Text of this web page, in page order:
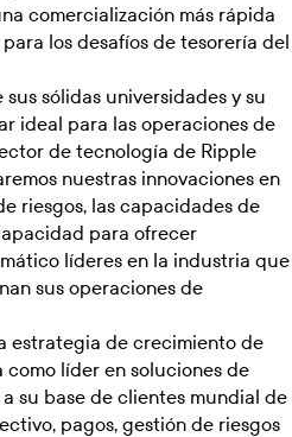
comercialización más rápida
los desafíos de tesorería del
sólidas universidades y su
ideal para las operaciones de
de tecnología de Ripple
nuestras innovaciones en
riesgos, las capacidades de
para ofrecer
líderes en la industria que
sus operaciones de
estrategia de crecimiento de
como líder en soluciones de
su base de clientes mundial de
pagos, gestión de riesgos